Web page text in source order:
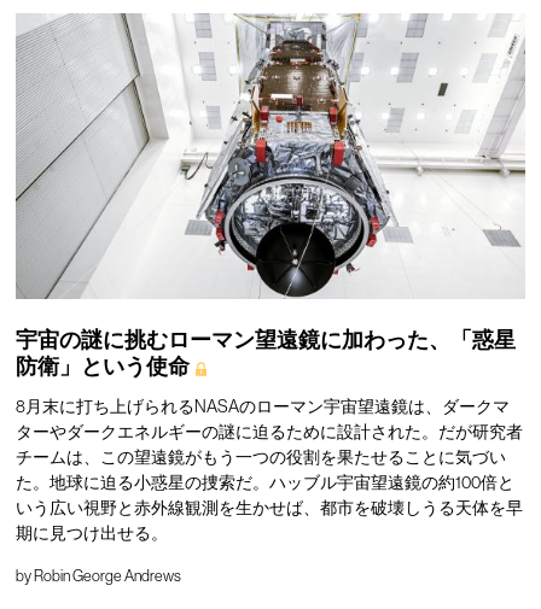
宇宙の謎に挑むローマン望遠鏡に加わった、「惑星
防衛」という使命
8月末に打ち上げられるNASAのローマン宇宙望遠鏡は、ダークマ
ターやダークエネルギーの謎に迫るために設計された。だが研究者
チームは、この望遠鏡がもう一つの役割を果たせることに気づい
た。地球に迫る小惑星の捜索だ。ハッブル宇宙望遠鏡の約100倍と
いう広い視野と赤外線観測を生かせば、都市を破壊しうる天体を早
期に見つけ出せる。
byRobin George Andrews